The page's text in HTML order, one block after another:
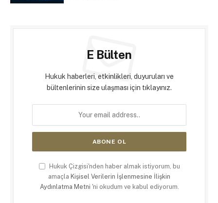
E Bülten
Hukuk haberleri, etkinlikleri, duyuruları ve
bültenlerinin size ulaşması için tıklayınız.
Hukuk Çizgisi'nden haber almak istiyorum, bu
amaçla Kişisel Verilerin İşlenmesine İlişkin
Aydınlatma Metni 'ni okudum ve kabul ediyorum.